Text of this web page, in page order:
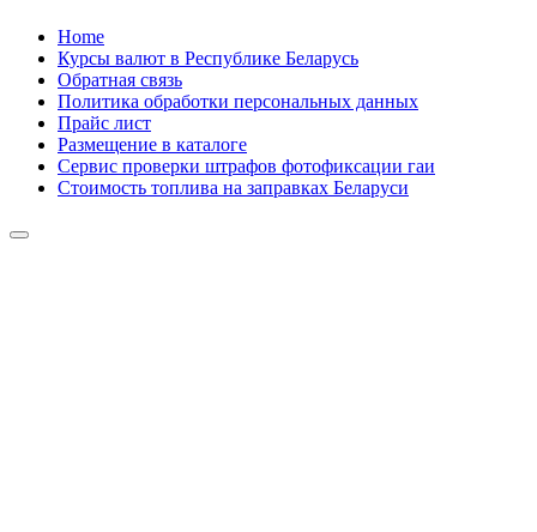
Skip
content
Home
Курсы валют в Республике Беларусь
Обратная связь
Политика обработки персональных данных
Прайс лист
Размещение в каталоге
Сервис проверки штрафов фотофиксации гаи
Стоимость топлива на заправках Беларуси